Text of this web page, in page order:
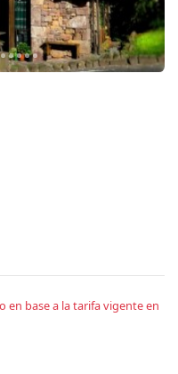
en base a la tarifa vigente en